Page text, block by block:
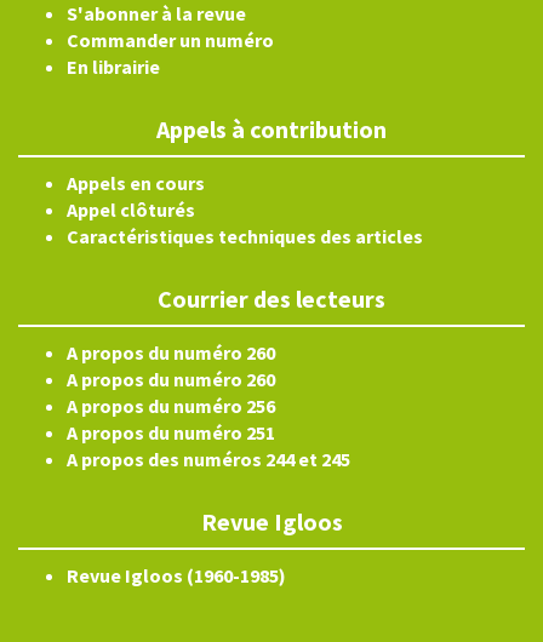
S'abonner à la revue
Commander un numéro
En librairie
Appels à contribution
Appels en cours
Appel clôturés
Caractéristiques techniques des articles
Courrier des lecteurs
A propos du numéro 260
A propos du numéro 260
A propos du numéro 256
A propos du numéro 251
A propos des numéros 244 et 245
Revue Igloos
Revue Igloos (1960-1985)